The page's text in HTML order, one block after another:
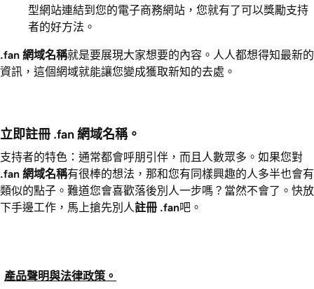
型網站連結到您的電子商務網站，您就有了可以獎勵支持
者的好方法。
.fan 網域名稱就是要展現大家想要的內容。人人都想得知最新的
資訊，這個網域就能讓您變成獲取新知的去處。
立即註冊 .fan 網域名稱。
支持者的特色：通常都會呼朋引伴，而且人數眾多。如果您對
.fan 網域名稱有很棒的想法，那和您有同樣興趣的人多半也會有
類似的點子。難道您會喜歡落後別人一步嗎？當然不會了。快放
下手邊工作，馬上搶先別人註冊 .fan吧。
產品聲明與法律政策。